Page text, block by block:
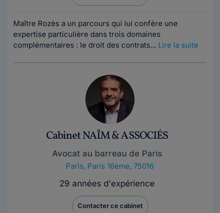
Maître Rozès a un parcours qui lui confère une
expertise particulière dans trois domaines
complémentaires : le droit des contrats... Lire la suite
Cabinet NAÏM & ASSOCIÉS
Avocat au barreau de Paris
Paris, Paris 16ème, 75016
29 années d'expérience
Contacter ce cabinet